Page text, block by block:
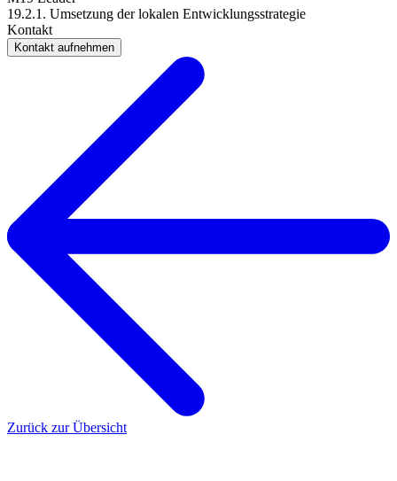
19.2.1. Umsetzung der lokalen Entwicklungsstrategie
Kontakt
Kontakt aufnehmen
Zurück zur Übersicht